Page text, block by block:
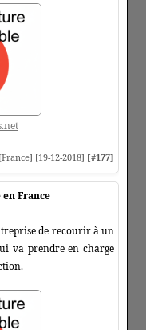
[19-12-2018] [#177]
France
de recourir à un
va prendre en charge